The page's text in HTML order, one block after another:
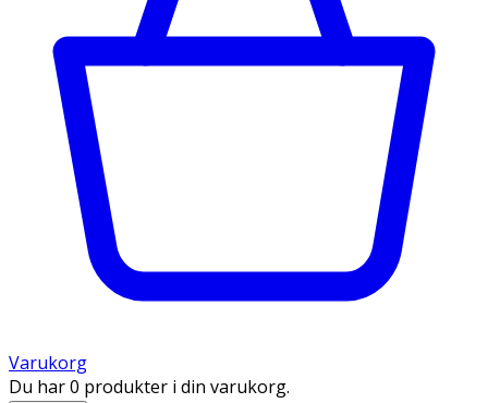
Varukorg
Du har 0 produkter i din varukorg.